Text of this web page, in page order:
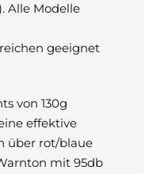
Alle Modelle
geeignet
von 130g
effektive
über rot/blaue
mit 95db